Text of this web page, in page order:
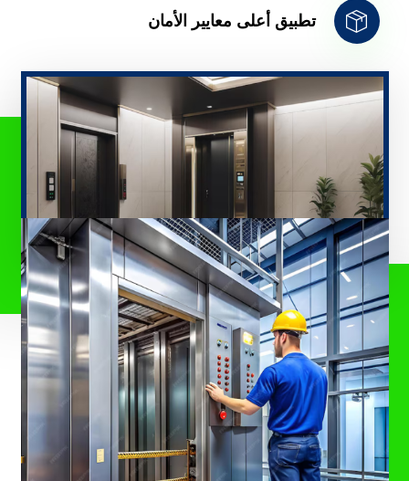
تطبيق أعلى معايير الأمان